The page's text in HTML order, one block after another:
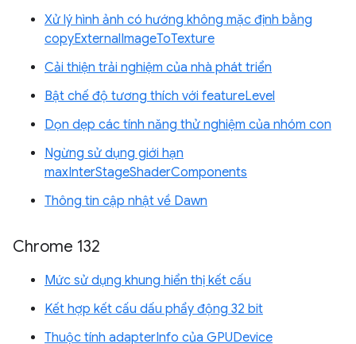
Xử lý hình ảnh có hướng không mặc định bằng
copyExternalImageToTexture
Cải thiện trải nghiệm của nhà phát triển
Bật chế độ tương thích với featureLevel
Dọn dẹp các tính năng thử nghiệm của nhóm con
Ngừng sử dụng giới hạn
maxInterStageShaderComponents
Thông tin cập nhật về Dawn
Chrome 132
Mức sử dụng khung hiển thị kết cấu
Kết hợp kết cấu dấu phẩy động 32 bit
Thuộc tính adapterInfo của GPUDevice